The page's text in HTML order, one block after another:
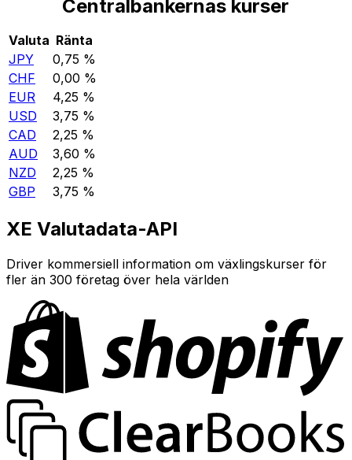
Centralbankernas kurser
Valuta Ränta
JPY
0,75 %
CHF
0,00 %
EUR
4,25 %
USD
3,75 %
CAD
2,25 %
AUD
3,60 %
NZD
2,25 %
GBP
3,75 %
XE Valutadata-API
Driver kommersiell information om växlingskurser för
fler än 300 företag över hela världen